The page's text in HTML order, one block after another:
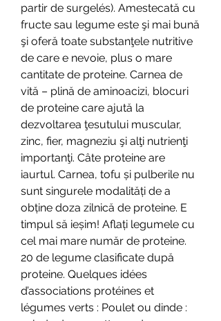
partir de surgelés). Amestecată cu
fructe sau legume este şi mai bună
şi oferă toate substanţele nutritive
de care e nevoie, plus o mare
cantitate de proteine. Carnea de
vită – plină de aminoacizi, blocuri
de proteine care ajută la
dezvoltarea ţesutului muscular,
zinc, fier, magneziu şi alţi nutrienţi
importanţi. Câte proteine are
iaurtul. Carnea, tofu și pulberile nu
sunt singurele modalități de a
obține doza zilnică de proteine. E
timpul să ieșim! Aflați legumele cu
cel mai mare număr de proteine.
20 de legume clasificate după
proteine. Quelques idées
d’associations protéines et
légumes verts : Poulet ou dinde :